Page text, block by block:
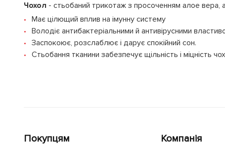
Чохол - стьобаний трикотаж з просоченням алое вера,
Має цілющий вплив на імунну систему
Володіє антибактеріальними й антивірусними
Заспокоює, розслаблює і дарує спокійний сон.
Стьобання тканини забезпечує щільність і міцність
Покупцям Компанія